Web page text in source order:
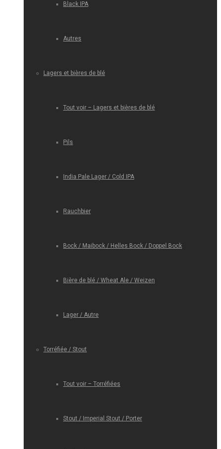
Black IPA
Autres
Lagers et bières de blé
Tout voir – Lagers et bières de blé
Pils
India Pale Lager / Cold IPA
Rauchbier
Bock / Maibock / Helles Bock / Doppel Bock
Bière de blé / Wheat Ale / Weizen
Lager / Autre
Torréfiée / Stout
Tout voir – Torréfiées
Stout / Imperial Stout / Porter